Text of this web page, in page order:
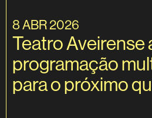
8 ABR 2026
Teatro Aveirense
programação
para o próximo